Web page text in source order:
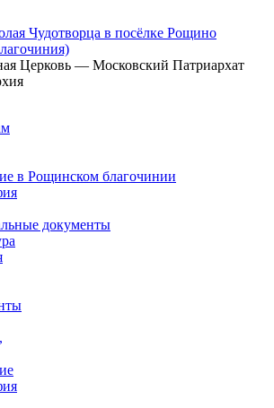
Чудотворца в посёлке Рощино
Церковь — Московский Патриархат
в Рощинском благочинии
документы